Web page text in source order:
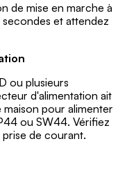
de mise en marche à
et attendez
ou plusieurs
d'alimentation ait
pour alimenter
ou SW44. Vérifiez
de courant.